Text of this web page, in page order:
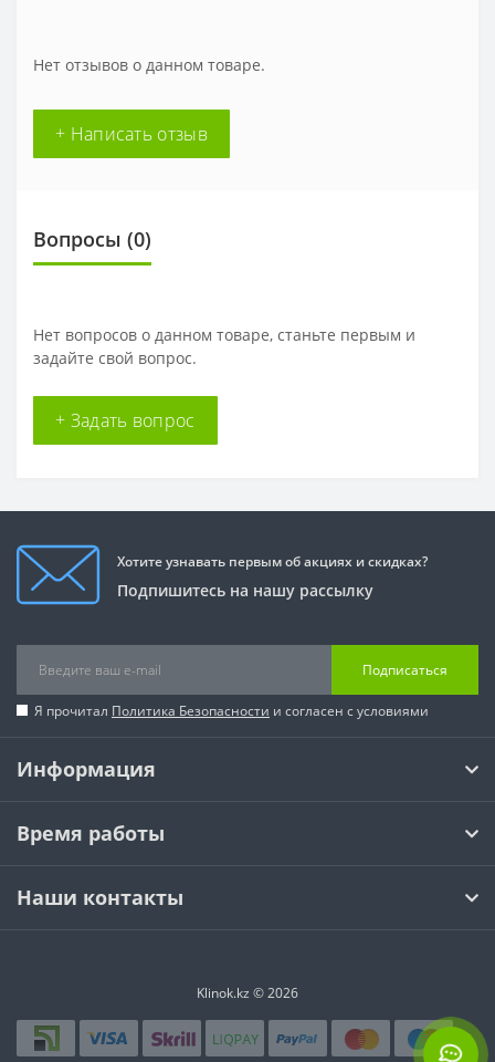
Нет отзывов о данном товаре.
+ Написать отзыв
Вопросы (0)
Нет вопросов о данном товаре, станьте первым и
задайте свой вопрос.
+ Задать вопрос
Хотите узнавать первым об акциях и скидках?
Подпишитесь на нашу рассылку
Подписаться
Я прочитал Политика Безопасности и согласен с условиями
Информация
Время работы
Наши контакты
Klinok.kz © 2026